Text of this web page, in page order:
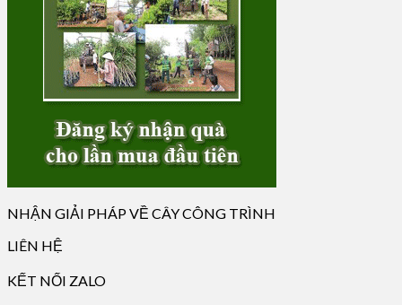
NHẬN GIẢI PHÁP VỀ CÂY CÔNG TRÌNH
LIÊN HỆ
KẾT NỐI ZALO